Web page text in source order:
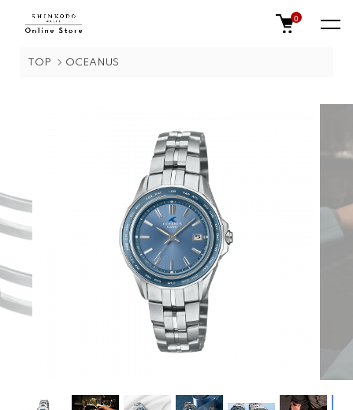
0
TOP OCEANUS